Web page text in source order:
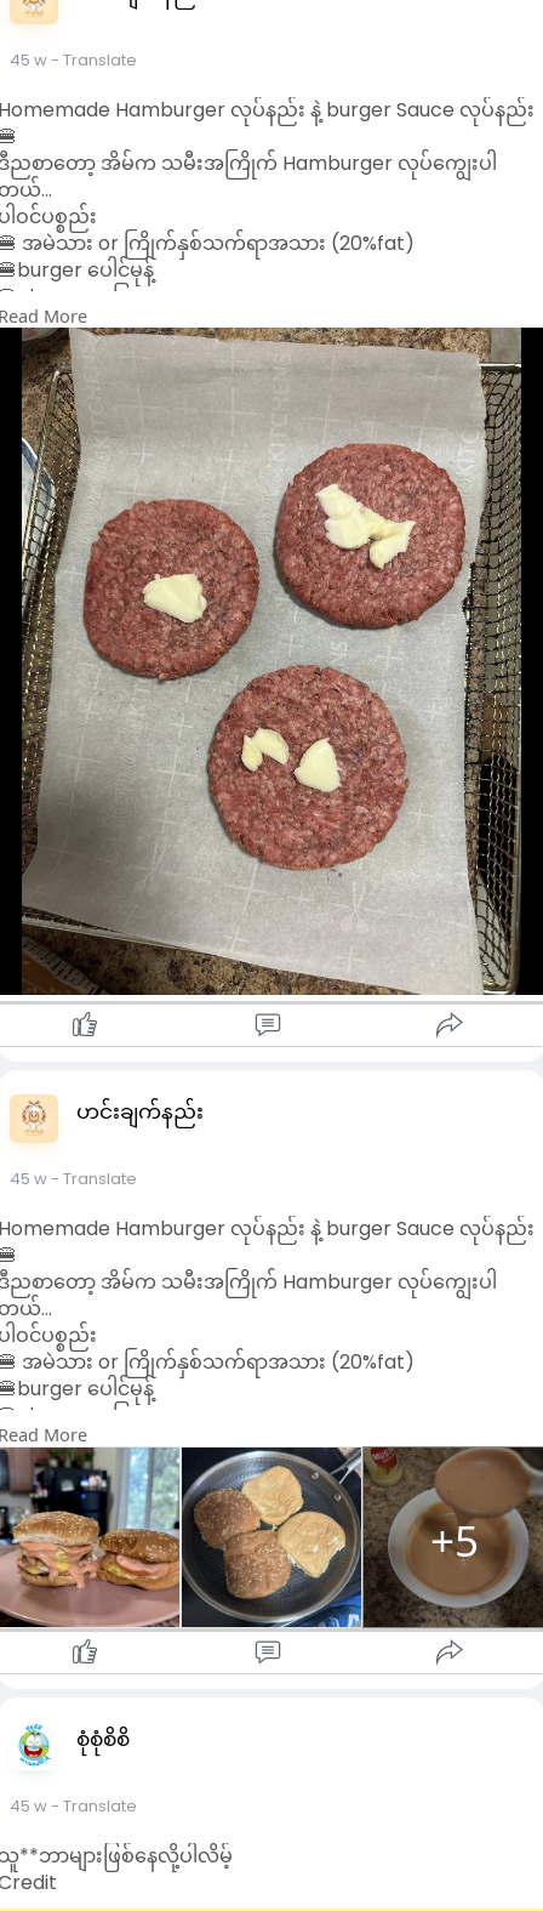
45 w- Translate
Hamburger လုပ်နည်း နဲ့ burger Sauce လုပ်နည်း
ညစာတော့ အိမ်က သမီးအကြိုက် Hamburger လုပ်ကျွေးပါ
ယ်…
ါဝင်ပစ္စည်း
အမဲသား or ကြိုက်နှစ်သက်ရာအသား (20%fat)
ပေါင်မုန့်
အပြား
ခရမ်းချဉ်သီး ကြက်သွန်နီ ဆလပ်ရွက်
ရင်ဆုံး အသားကို ဆားနဲ့ ငရုတ်​ကောင်းမှုန့်နဲ့ နှယ်ပီး အပြားလေး
ေလုပ် ဒယ်အိုးထဲ ထောပတ်သုတ်ကင်ပါ (သို့) Air fryerထဲ ထည့်
း ကင်လို့လည်းရပါတယ် အ​ညှော်သက်သာတာ​ပေါ့
ေါင်မုန့်ကိုဒယ်ပြားထဲပူလာအောင်ခဏထည့်ကင်ပါ
သားကျက်ရင် cheese အပြားကို အသားပေါ်တင်ပီး ကင်ပေးပါ …
ားလုံးပီးရင်တော့ ပေါင်မုန့်ပေါ် အသားပြားထည့် အသီးရွက်ထည့်
ထည့် ပီး စားလို့ရပါပီ…
လုပ်ရန်
၃ ဇွန်း
Tomato sauce) ၂ဇွန်း
၁/၄ ဇွန်း
(မရှိရင်မထည့်လို့ရပါတယ်)
ရုတ်ကောင်းမှုန့် တို့ကို စိတ်ကြိုက်အရသာရအောင် ရောလိုက်ရင်
ရသာ​ကောင်းတဲ့ burger sauce ရပါပြီ …
to owner
More
ဟင်းချက်နည်း
45 w- Translate
Hamburger လုပ်နည်း နဲ့ burger Sauce လုပ်နည်း
ညစာတော့ အိမ်က သမီးအကြိုက် Hamburger လုပ်ကျွေးပါ
ယ်…
ါဝင်ပစ္စည်း
အမဲသား or ကြိုက်နှစ်သက်ရာအသား (20%fat)
ပေါင်မုန့်
အပြား
ခရမ်းချဉ်သီး ကြက်သွန်နီ ဆလပ်ရွက်
ရင်ဆုံး အသားကို ဆားနဲ့ ငရုတ်​ကောင်းမှုန့်နဲ့ နှယ်ပီး အပြားလေး
ေလုပ် ဒယ်အိုးထဲ ထောပတ်သုတ်ကင်ပါ (သို့) Air fryerထဲ ထည့်
း ကင်လို့လည်းရပါတယ် အ​ညှော်သက်သာတာ​ပေါ့
ေါင်မုန့်ကိုဒယ်ပြားထဲပူလာအောင်ခဏထည့်ကင်ပါ
သားကျက်ရင် cheese အပြားကို အသားပေါ်တင်ပီး ကင်ပေးပါ …
ားလုံးပီးရင်တော့ ပေါင်မုန့်ပေါ် အသားပြားထည့် အသီးရွက်ထည့်
ထည့် ပီး စားလို့ရပါပီ…
လုပ်ရန်
၃ ဇွန်း
၁/၄ ဇွန်း
(မရှိရင်မထည့်လို့ရပါတယ်)
ရုတ်ကောင်းမှုန့် တို့ကို စိတ်ကြိုက်အရသာရအောင် ရောလိုက်ရင်
ရသာ​ကောင်းတဲ့ burger sauce ရပါပြီ …
More
+5
စုံစုံစိစိ
45 w- Translate
**ဘာများဖြစ်နေလို့ပါလိမ့်